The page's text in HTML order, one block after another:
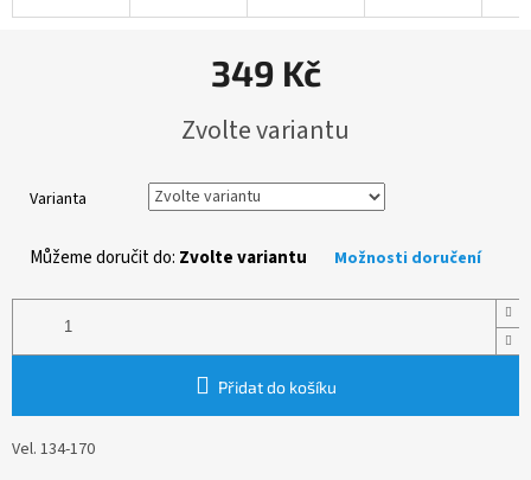
349 Kč
cena:
Zvolte variantu
Varianta
Můžeme doručit do: Zvolte variantu Možnosti doručení
Přidat do košíku
Vel. 134-170